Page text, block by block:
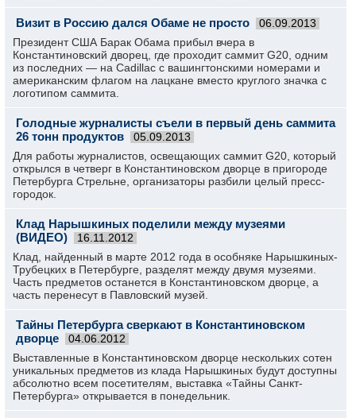
Визит в Россию дался Обаме не просто 06.09.2013
Президент США Барак Обама прибыл вчера в
Константиновский дворец, где проходит саммит G20, одним
из последних — на Cadillac с вашингтонскими номерами и
американским флагом на лацкане вместо круглого значка с
логотипом саммита.
Голодные журналисты съели в первый день саммита
26 тонн продуктов
05.09.2013
Для работы журналистов, освещающих саммит G20, который
открылся в четверг в Константиновском дворце в пригороде
Петербурга Стрельне, организаторы разбили целый пресс-
городок.
Клад Нарышкиных поделили между музеями
(ВИДЕО)
16.11.2012
Клад, найденный в марте 2012 года в особняке Нарышкиных-
Трубецких в Петербурге, разделят между двумя музеями.
Часть предметов останется в Константиновском дворце, а
часть перенесут в Павловский музей.
Тайны Петербурга сверкают в Константиновском
дворце
04.06.2012
Выставленные в Константиновском дворце нескольких сотен
уникальных предметов из клада Нарышкиных будут доступны
абсолютно всем посетителям, выставка «Тайны Санкт-
Петербурга» открывается в понедельник.